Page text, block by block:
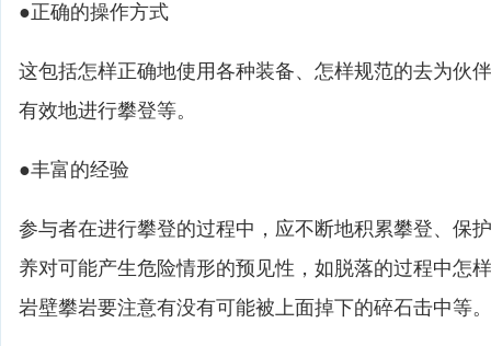
●正确的操作方式
这包括怎样正确地使用各种装备、怎样规范的去为伙
有效地进行攀登等。
●丰富的经验
参与者在进行攀登的过程中，应不断地积累攀登、保
养对可能产生危险情形的预见性，如脱落的过程中怎
岩壁攀岩要注意有没有可能被上面掉下的碎石击中等。